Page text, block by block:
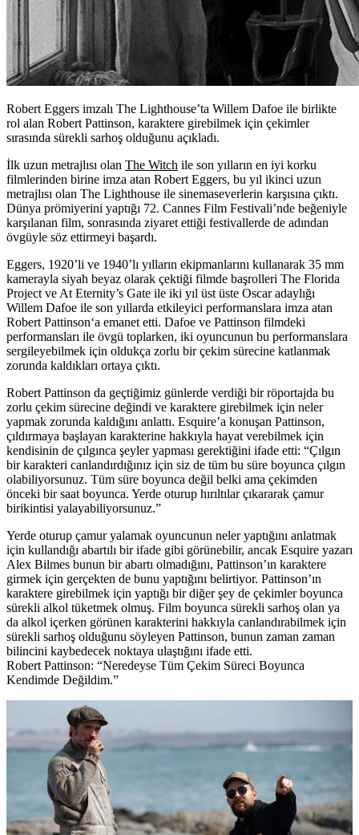
Robert Eggers imzalı The Lighthouse’ta Willem Dafoe ile birlikte
rol alan Robert Pattinson, karaktere girebilmek için çekimler
sırasında sürekli sarhoş olduğunu açıkladı.
İlk uzun metrajlısı olan The Witch ile son yılların en iyi korku
filmlerinden birine imza atan Robert Eggers, bu yıl ikinci uzun
metrajlısı olan The Lighthouse ile sinemaseverlerin karşısına çıktı.
Dünya prömiyerini yaptığı 72. Cannes Film Festivali’nde beğeniyle
karşılanan film, sonrasında ziyaret ettiği festivallerde de adından
övgüyle söz ettirmeyi başardı.
Eggers, 1920’li ve 1940’lı yılların ekipmanlarını kullanarak 35 mm
kamerayla siyah beyaz olarak çektiği filmde başrolleri The Florida
Project ve At Eternity’s Gate ile iki yıl üst üste Oscar adaylığı
Willem Dafoe ile son yıllarda etkileyici performanslara imza atan
Robert Pattinson‘a emanet etti. Dafoe ve Pattinson filmdeki
performansları ile övgü toplarken, iki oyuncunun bu performanslara
sergileyebilmek için oldukça zorlu bir çekim sürecine katlanmak
zorunda kaldıkları ortaya çıktı.
Robert Pattinson da geçtiğimiz günlerde verdiği bir röportajda bu
zorlu çekim sürecine değindi ve karaktere girebilmek için neler
yapmak zorunda kaldığını anlattı. Esquire’a konuşan Pattinson,
çıldırmaya başlayan karakterine hakkıyla hayat verebilmek için
kendisinin de çılgınca şeyler yapması gerektiğini ifade etti: “Çılgın
bir karakteri canlandırdığınız için siz de tüm bu süre boyunca çılgın
olabiliyorsunuz. Tüm süre boyunca değil belki ama çekimden
önceki bir saat boyunca. Yerde oturup hırıltılar çıkararak çamur
birikintisi yalayabiliyorsunuz.”
Yerde oturup çamur yalamak oyuncunun neler yaptığını anlatmak
için kullandığı abartılı bir ifade gibi görünebilir, ancak Esquire yazarı
Alex Bilmes bunun bir abartı olmadığını, Pattinson’ın karaktere
girmek için gerçekten de bunu yaptığını belirtiyor. Pattinson’ın
karaktere girebilmek için yaptığı bir diğer şey de çekimler boyunca
sürekli alkol tüketmek olmuş. Film boyunca sürekli sarhoş olan ya
da alkol içerken görünen karakterini hakkıyla canlandırabilmek için
sürekli sarhoş olduğunu söyleyen Pattinson, bunun zaman zaman
bilincini kaybedecek noktaya ulaştığını ifade etti.
Robert Pattinson: “Neredeyse Tüm Çekim Süreci Boyunca
Kendimde Değildim.”